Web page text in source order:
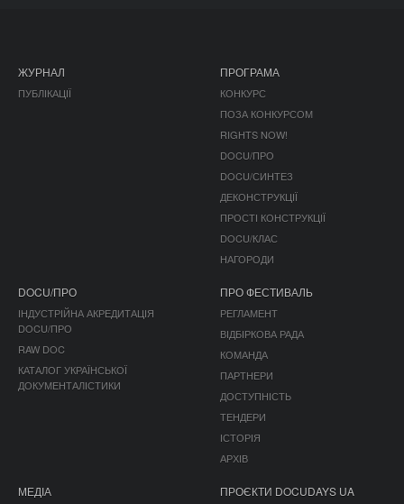
ЖУРНАЛ
ПУБЛІКАЦІЇ
ПРОГРАМА
КОНКУРС
ПОЗА КОНКУРСОМ
RIGHTS NOW!
DOCU/ПРО
DOCU/СИНТЕЗ
ДЕКОНСТРУКЦІЇ
ПРОСТІ КОНСТРУКЦІЇ
DOCU/КЛАС
НАГОРОДИ
DOCU/ПРО
ІНДУСТРІЙНА АКРЕДИТАЦІЯ
DOCU/ПРО
RAW DOC
КАТАЛОГ УКРАЇНСЬКОЇ
ДОКУМЕНТАЛІСТИКИ
ПРО ФЕСТИВАЛЬ
РЕГЛАМЕНТ
ВІДБІРКОВА РАДА
КОМАНДА
ПАРТНЕРИ
ДОСТУПНІСТЬ
ТЕНДЕРИ
ІСТОРІЯ
АРХІВ
МЕДІА ПРОЄКТИ DOCUDAYS UA